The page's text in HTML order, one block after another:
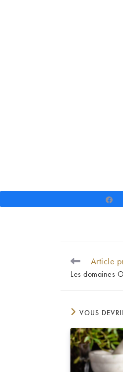
READ
MORE
ARTICLES
Article
Les domaines
VOUS